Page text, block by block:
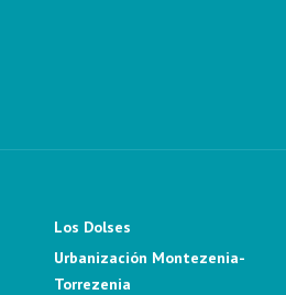
Los Dolses
Urbanización Montezenia-
Torrezenia